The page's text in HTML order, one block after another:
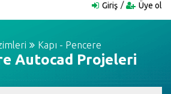
Giriş Üye ol
Kapı - Pencere
Autocad Projeleri